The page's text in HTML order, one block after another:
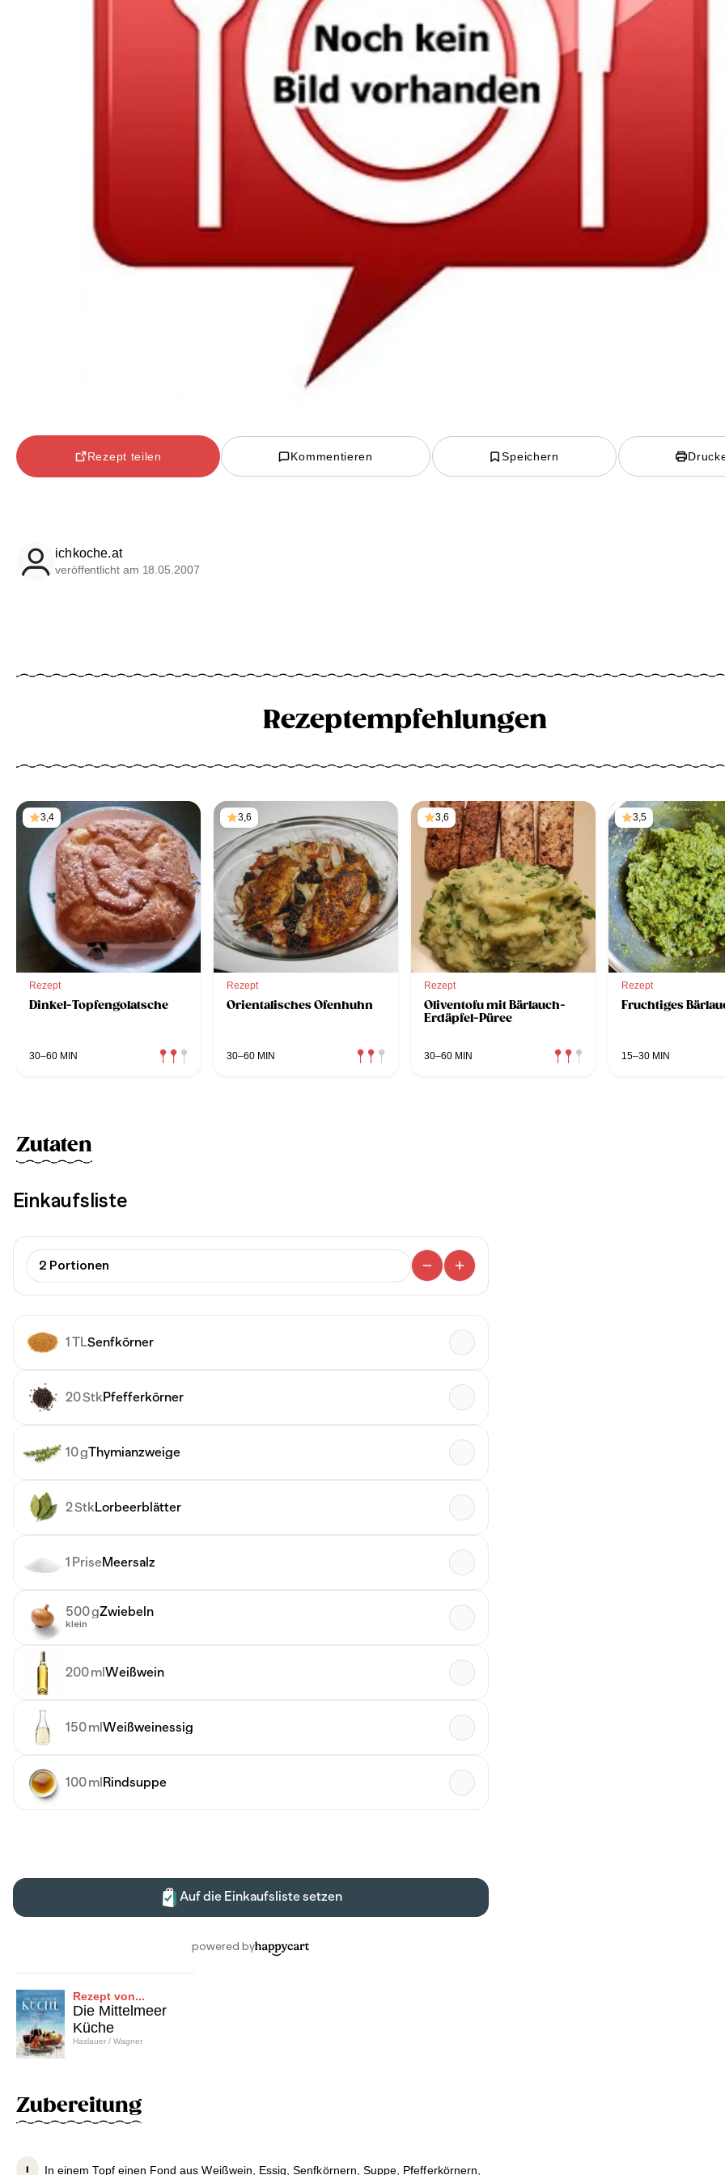
Rezept teilen Kommentieren Speichern
ichkoche.at
veröffentlicht am 18.05.2007
Rezeptempfehlungen
3,4
Rezept
Dinkel-Topfengolatsche
30–60 MIN
3,6
Rezept
Orientalisches Ofenhuhn
30–60 MIN
3,6
Rezept
Oliventofu mit Bärlauch-
Erdäpfel-Püree
30–60 MIN
3,5
Rezept
Fruchtiges
15–30 MIN
Zutaten
Rezept von...
Die Mittelmeer
Küche
Haslauer / Wagner
Zubereitung
In einem Topf einen Fond aus Weißwein, Essig, Senfkörnern, Suppe, Pfefferkörnern,